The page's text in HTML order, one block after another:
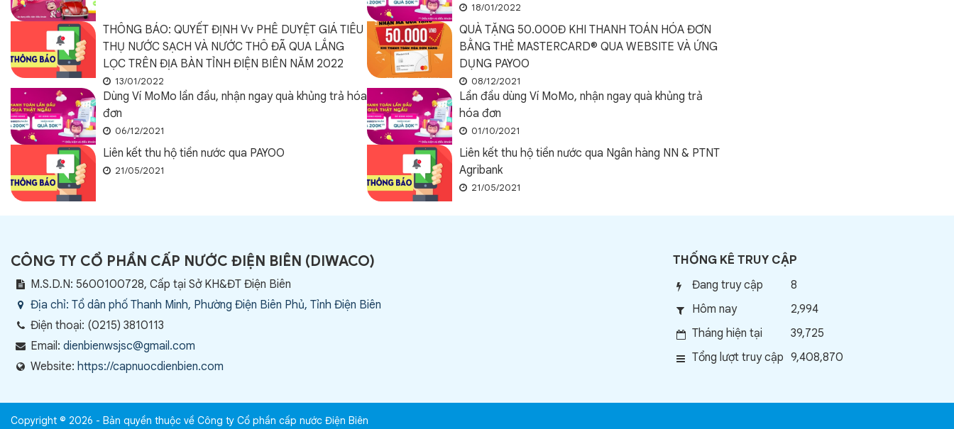
18/01/2022
THÔNG BÁO: QUYẾT ĐỊNH Vv PHÊ DUYỆT GIÁ TIÊU
THỤ NƯỚC SẠCH VÀ NƯỚC THÔ ĐÃ QUA LẮNG
LỌC TRÊN ĐỊA BÀN TỈNH ĐIỆN BIÊN NĂM 2022
13/01/2022
QUÀ TẶNG 50.000Đ KHI THANH TOÁN HÓA ĐƠN
BẰNG THẺ MASTERCARD® QUA WEBSITE VÀ ỨNG
DỤNG PAYOO
08/12/2021
Dùng Ví MoMo lần đầu, nhận ngay quà khủng trả hóa
đơn
06/12/2021
Lần đầu dùng Ví MoMo, nhận ngay quà khủng trả
hóa đơn
01/10/2021
Liên kết thu hộ tiền nước qua PAYOO
21/05/2021
Liên kết thu hộ tiền nước qua Ngân hàng NN & PTNT
Agribank
21/05/2021
CÔNG TY CỔ PHẦN CẤP NƯỚC ĐIỆN BIÊN (DIWACO)
M.S.D.N: 5600100728, Cấp tại Sở KH&ĐT Điện Biên
Địa chỉ: Tổ dân phố Thanh Minh, Phường Điện Biên Phủ, Tỉnh Điện Biên
Điện thoại: (0215) 3810113
Email: dienbienwsjsc@gmail.com
Website: https://capnuocdienbien.com
THỐNG KÊ TRUY CẬP
Đang truy cập
8
Hôm nay
2,994
Tháng hiện tại
39,725
Tổng lượt truy cập 9,408,870
Copyright © 2026 - Bản quyền thuộc về Công ty Cổ phần cấp nước Điện Biên